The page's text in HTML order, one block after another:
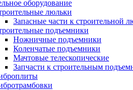
оборудование
люльки
Запасные части к строительной
подъемники
Ножничные подъемники
Коленчатые подъемники
Мачтовые телескопические
Запчасти к строительным